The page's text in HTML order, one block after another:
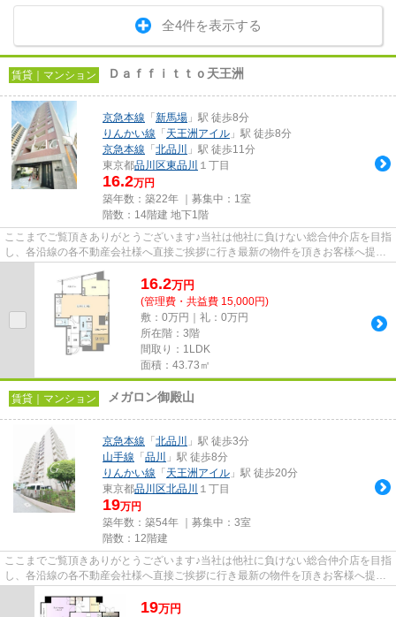
全4件を表示する
賃貸｜マンション Ｄａｆｆｉｔｔｏ天王洲
京急本線 「 新馬場 」駅 徒歩8分
りんかい線 「 天王洲アイル 」駅 徒歩8分
京急本線 「 北品川
」駅 徒歩11分
東京都品川区東品川 １丁目
16.2万円
築年数：築22年 ｜募集中： 1室
階数：14階建 地下1階
ここまでご覧頂きありがとうございます♪当社は他社に負けない総合仲介店を目指
し、各沿線の各不動産会社様へ直接ご挨拶に行き最新の物件を頂きお客様へ提供
16.2万円
(管理費・共益費 15,000円)
敷：0万円｜礼：0万円
所在階：3階
間取り：1LDK
面積：43.73㎡
賃貸｜マンション メガロン御殿山
京急本線 「 北品川
」駅 徒歩3分
山手線 「 品川
」駅 徒歩8分
りんかい線 「 天王洲アイル 」駅 徒歩20分
東京都品川区北品川 １丁目
19万円
築年数：築54年 ｜募集中： 3室
階数：12階建
ここまでご覧頂きありがとうございます♪当社は他社に負けない総合仲介店を目指
し、各沿線の各不動産会社様へ直接ご挨拶に行き最新の物件を頂きお客様へ提供
19万円